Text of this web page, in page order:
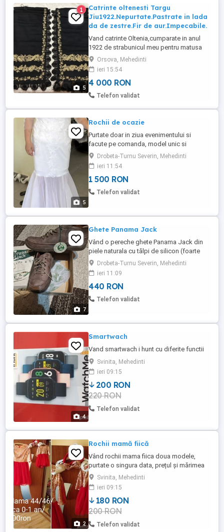
5
1
Catrinte oltenesti Targu
Jiu1922.Nepurtate.Pastrate in lada
da de zestre.Fir de aur.Impecabile.
Vand catrinte Oltenia,cumparate in anul
1922 de strabunicul meu pentru matusa
tatei,Ioana.Au o poveste minunata,Ioana
nu s-a maritat......A dat atunci pe ele o
pereche de boi!Aviz Muzee,cantarete de
muzica populara.
Orsova, Mehedinti
ieri 15:54
4 000 RON
Telefon validat
5
Rochii de ocazie
Purtate doar in ziua evenimentului si
facute pe comanda, model unic si
nesifonabil Model imagine: 1,70m ; 70kg
1500 lei buc. (2 bucati)
Drobeta-Turnu Severin, Mehedinti
ieri 11:54
1 500 RON
Telefon validat
7
Ghete Panama Jack
Vând o pereche ghete Panama Jack din
piele naturala cu tălpi de silicon (foarte
ușori)numărul 46
Drobeta-Turnu Severin, Mehedinti
ieri 11:09
440 RON
Telefon validat
4
Smartwach
Vand smartwach i hunt cu diferite functii
Svinita, Mehedinti
ieri 09:15
200 RON
220 RON
Telefon validat
2
Rochii mamă fiică
Vând rochii mama fiica doua modele,
purtate o singura data, prețul și mărimea
pe imagini, mulțumesc!
Svinita, Mehedinti
ieri 09:15
180 RON
200 RON
Telefon validat